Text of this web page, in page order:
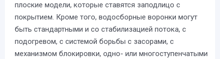
плоские модели, которые ставятся заподлицо с
покрытием. Кроме того, водосборные воронки могут
быть стандартными и со стабилизацией потока, с
подогревом, с системой борьбы с засорами, с
механизмом блокировки, одно- или многоступенчатыми